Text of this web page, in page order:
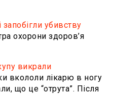
убивству
охорони здоров’я
викрали
вкололи лікарю в ногу
що це “отрута”. Після